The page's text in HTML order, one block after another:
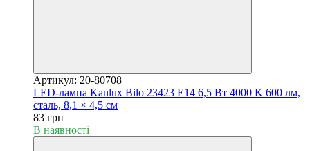
Артикул: 20-80708
LED-лампа Kanlux Bilo 23423 E14 6,5 Вт 4000 K 600 лм,
сталь, 8,1 × 4,5 см
83 грн
В наявності